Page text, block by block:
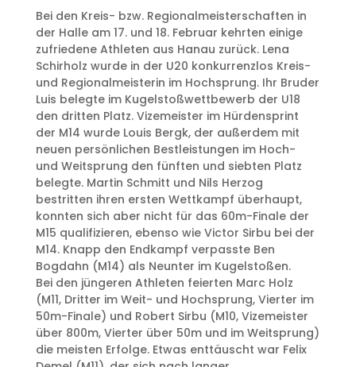
Bei den Kreis- bzw. Regionalmeisterschaften in
der Halle am 17. und 18. Februar kehrten einige
zufriedene Athleten aus Hanau zurück. Lena
Schirholz wurde in der U20 konkurrenzlos Kreis-
und Regionalmeisterin im Hochsprung. Ihr Bruder
Luis belegte im Kugelstoßwettbewerb der U18
den dritten Platz. Vizemeister im Hürdensprint
der M14 wurde Louis Bergk, der außerdem mit
neuen persönlichen Bestleistungen im Hoch-
und Weitsprung den fünften und siebten Platz
belegte. Martin Schmitt und Nils Herzog
bestritten ihren ersten Wettkampf überhaupt,
konnten sich aber nicht für das 60m-Finale der
M15 qualifizieren, ebenso wie Victor Sirbu bei der
M14. Knapp den Endkampf verpasste Ben
Bogdahn (M14) als Neunter im Kugelstoßen.
Bei den jüngeren Athleten feierten Marc Holz
(M11, Dritter im Weit- und Hochsprung, Vierter im
50m-Finale) und Robert Sirbu (M10, Vizemeister
über 800m, Vierter über 50m und im Weitsprung)
die meisten Erfolge. Etwas enttäuscht war Felix